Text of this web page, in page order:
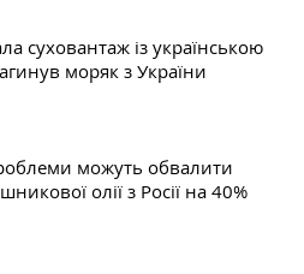
суховантаж із українською
моряк з України
можуть обвалити
олії з Росії на 40%